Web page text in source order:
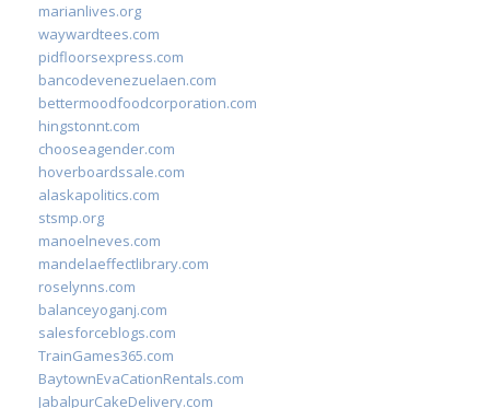
marianlives.org
waywardtees.com
pidfloorsexpress.com
bancodevenezuelaen.com
bettermoodfoodcorporation.com
hingstonnt.com
chooseagender.com
hoverboardssale.com
alaskapolitics.com
stsmp.org
manoelneves.com
mandelaeffectlibrary.com
roselynns.com
balanceyoganj.com
salesforceblogs.com
TrainGames365.com
BaytownEvaCationRentals.com
JabalpurCakeDelivery.com